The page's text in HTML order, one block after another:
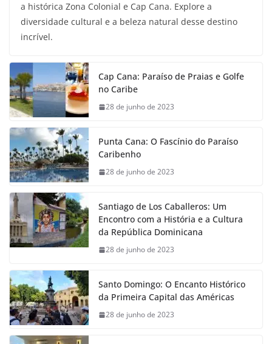
a histórica Zona Colonial e Cap Cana. Explore a
diversidade cultural e a beleza natural desse destino
incrível.
Cap Cana: Paraíso de Praias e Golfe
no Caribe
28 de junho de 2023
Punta Cana: O Fascínio do Paraíso
Caribenho
28 de junho de 2023
Santiago de Los Caballeros: Um
Encontro com a História e a Cultura
da República Dominicana
28 de junho de 2023
Santo Domingo: O Encanto Histórico
da Primeira Capital das Américas
28 de junho de 2023